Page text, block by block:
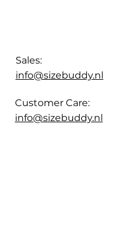
Sales:
info@sizebuddy.nl
Customer Care:
info@sizebuddy.nl